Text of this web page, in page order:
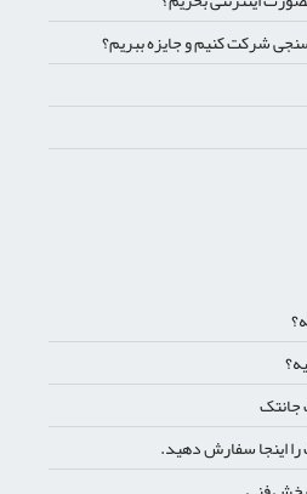
کنیم و جایزه ببریم؟
سفارش دهید.